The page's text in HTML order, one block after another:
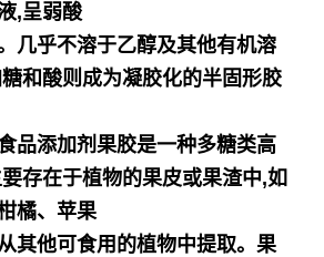
,呈弱酸
几乎不溶于乙醇及其他有机溶
和酸则成为凝胶化的半固形胶
品添加剂果胶是一种多糖类高
存在于植物的果皮或果渣中,如
橘、苹果
其他可食用的植物中提取。果